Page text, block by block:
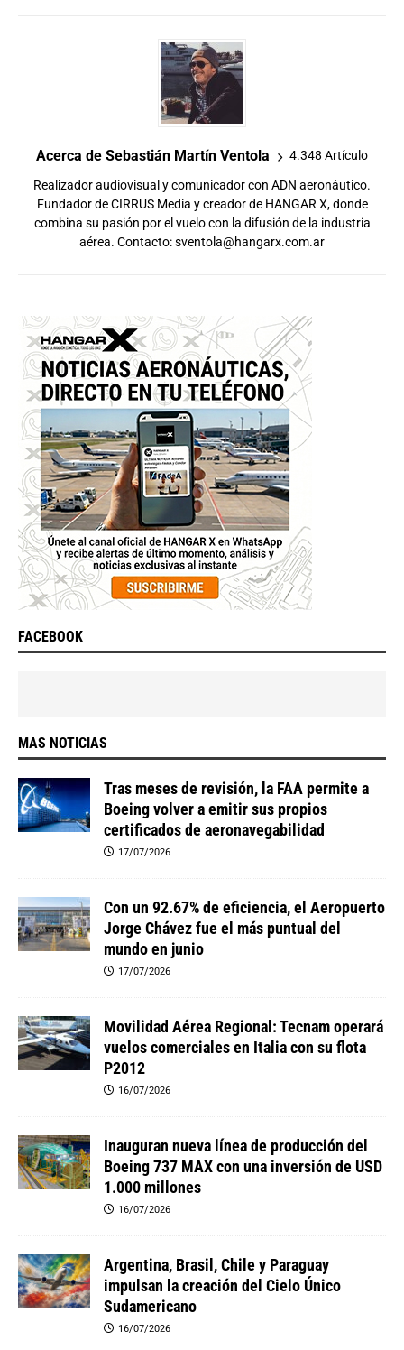
Acerca de Sebastián Martín Ventola 4.348 Artículo
Realizador audiovisual y comunicador con ADN aeronáutico.
Fundador de CIRRUS Media y creador de HANGAR X, donde
combina su pasión por el vuelo con la difusión de la industria
aérea. Contacto:sventola@hangarx.com.ar
FACEBOOK
MAS NOTICIAS
Tras meses de revisión, la FAA permite a
Boeing volver a emitir sus propios
certificados de aeronavegabilidad
17/07/2026
Con un 92.67% de eficiencia, el Aeropuerto
Jorge Chávez fue el más puntual del
mundo en junio
17/07/2026
Movilidad Aérea Regional: Tecnam operará
vuelos comerciales en Italia con su flota
P2012
16/07/2026
Inauguran nueva línea de producción del
Boeing 737 MAX con una inversión de USD
1.000 millones
16/07/2026
Argentina, Brasil, Chile y Paraguay
impulsan la creación del Cielo Único
Sudamericano
16/07/2026